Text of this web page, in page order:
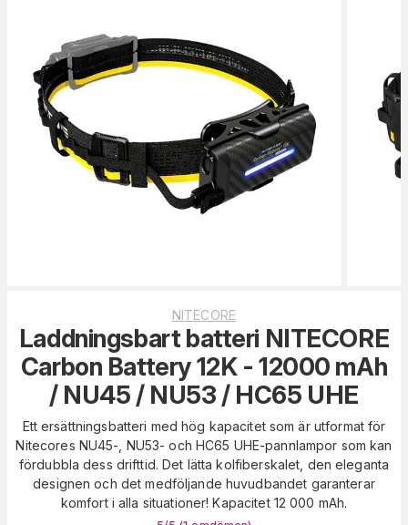
NITECORE
Laddningsbart batteri NITECORE
Carbon Battery 12K - 12000 mAh
/ NU45 / NU53 / HC65 UHE
Ett ersättningsbatteri med hög kapacitet som är utformat för
Nitecores NU45-, NU53- och HC65 UHE-pannlampor som kan
fördubbla dess drifttid. Det lätta kolfiberskalet, den eleganta
designen och det medföljande huvudbandet garanterar
komfort i alla situationer! Kapacitet 12 000 mAh.